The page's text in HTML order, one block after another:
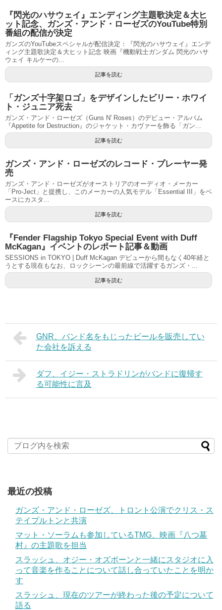
『閃光のハサウェイ』エンディング主題歌決定＆大ヒ
ット記念、ガンズ・アンド・ローゼズのYouTube特別
番組の配信が決定
ガンズのYouTubeスペシャルが配信決定：『閃光のハサウェイ』エンデ
ィング主題歌決定＆大ヒット記念 映画『機動戦士ガンダム 閃光のハサ
ウェイ キルケーの...
記事を読む
「ガンズ十字架ロゴ」をデザインしたビリー・ホワイ
ト・ジュニア死去
ガンズ・アンド・ローゼズ（Guns N' Roses）のデビュー・アルバム
『Appetite for Destruction』のジャケット・カヴァーを飾る「ガン...
記事を読む
ガンズ・アンド・ローゼズのレコード・プレーヤー発
売
ガンズ・アンド・ローゼズがオーストリアのオーディオ・メーカー
「Pro-Ject」と提携し、このメーカーの人気モデル「Essential III」をベ
ースにカスタ...
記事を読む
『Fender Flagship Tokyo Special Event with Duff
McKagan』イベントのレポート記事＆動画
SESSIONS in TOKYO | Duff McKagan デビューから間もなく40年経と
うとする現在もなお、ロックシーンの最前線で活躍するガンズ・...
記事を読む
GNR、バンド名をもじったビールを販売してい
た会社を訴える
ダフ、イジー・ストラドリンがバンドに復帰す
る可能性に言及
最近の投稿
ガンズ・アンド・ローゼズ、トロント公演でクリス・ス
テイプルトンと共演
マット・ソーラムも参加しているTMG、映画『八つ墓
村』の主題歌を担当
スラッシュ、オジー・オズボーンと一緒にスタジオに入
って音楽を作ることについて話し合っていたことを明か
す
スラッシュ、現在のツアーが終わった後の予定について
語る